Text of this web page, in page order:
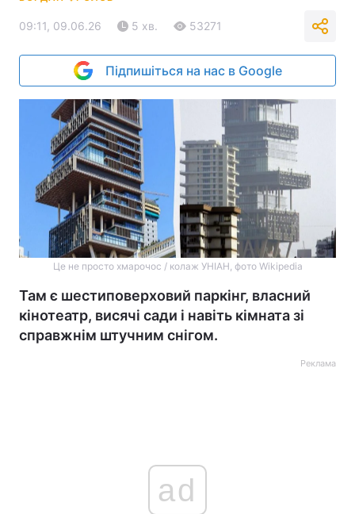
09:11, 09.06.26 5 хв. 53271
Підпишіться на нас в Google
Це не просто хмарочос / колаж УНІАН, фото Wikipedia
Там є шестиповерховий паркінг, власний
кінотеатр, висячі сади і навіть кімната зі
справжнім штучним снігом.
Реклама
ad